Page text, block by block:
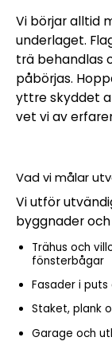
Vi börjar alltid
underlaget.
trä behandlas
påbörjas.
yttre skyddet
vet vi av
Vad vi målar
Vi utför
byggnader
Trähus och
fönsterbågar
Fasader i
Staket, plank
Garage och